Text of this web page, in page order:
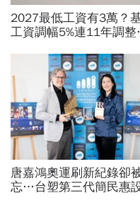
2027最低工資有3萬？
工資調幅5%連11年調整
工、接案工作者該照顧
唐嘉鴻奧運刷新紀錄卻
忘…台塑第三代簡民惠